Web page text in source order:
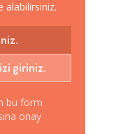
alabilirsiniz.
bu form
onay